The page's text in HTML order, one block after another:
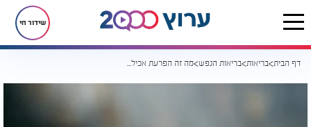
שידור חי
דף הבית בריאות בריאות הנפש מה זה הפרעת אכילה? והאם יש דרך טיפול?